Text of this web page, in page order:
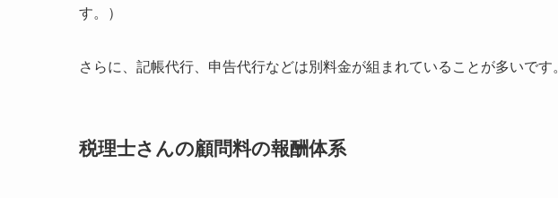
す。）
さらに、記帳代行、申告代行などは別料金が組まれていることが多いです。
税理士さんの顧問料の報酬体系